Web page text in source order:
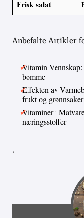
Frisk salat
Anbefalte Artikler
Vitamin Vennskap:
bomme
Effekten av
frukt og grønnsaker
Vitaminer i
næringsstoffer
,